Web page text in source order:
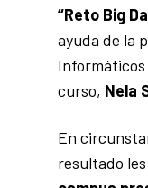
“Reto Big
ayuda de la
curso, Nela
En
resultado